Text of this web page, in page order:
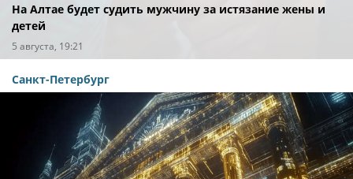
На Алтае будет судить мужчину за истязание жены и
детей
5 августа, 19:21
Санкт-Петербург